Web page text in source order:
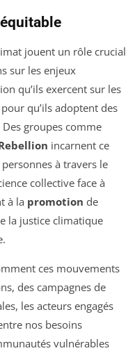
jouent un rôle crucial
sur les enjeux
qu’ils exercent sur les
qu’ils adoptent des
groupes comme
incarnent ce
à travers le
collective face à
à la promotion de
la justice climatique
ces mouvements
des campagnes de
les acteurs engagés
nos besoins
vulnérables